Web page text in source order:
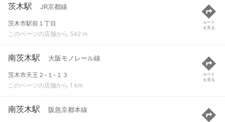
茨木駅 JR京都線
茨木市駅前１丁目
このページの店舗から 542 m
ルート
を見る
南茨木駅 大阪モノレール線
茨木市天王２-１-１３
このページの店舗から 1 km
ルート
を見る
南茨木駅 阪急京都本線